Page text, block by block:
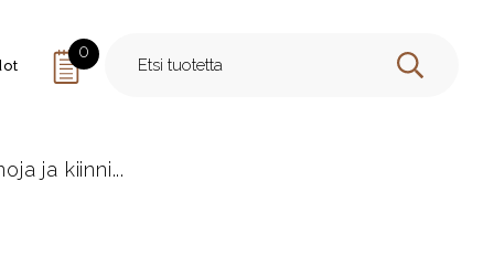
0
HAE
ja kiinni...